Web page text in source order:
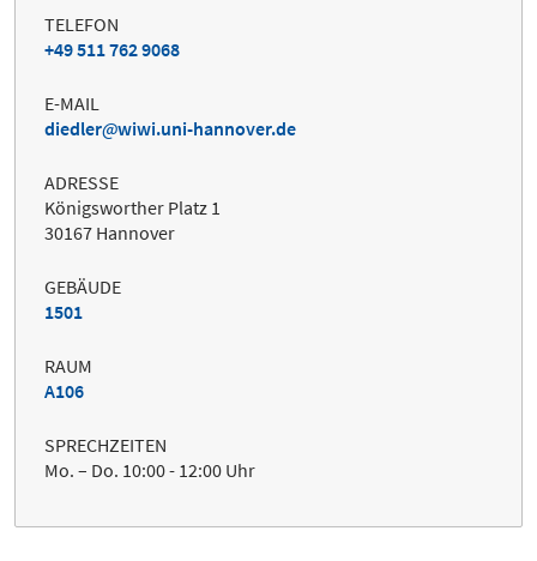
TELEFON
+49 511 762 9068
E-MAIL
diedler
wiwi.uni-hannover.de
ADRESSE
Königsworther Platz 1
30167 Hannover
GEBÄUDE
1501
RAUM
A106
SPRECHZEITEN
Mo. – Do. 10:00 - 12:00 Uhr